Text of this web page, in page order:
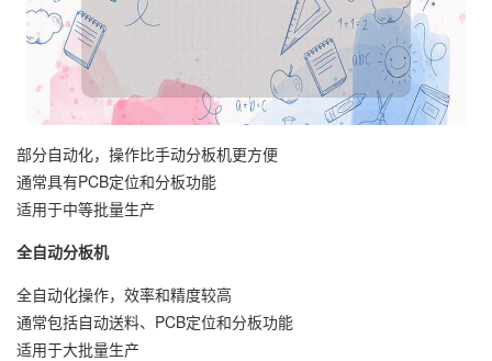
部分自动化，操作比手动分板机更方便
通常具有PCB定位和分板功能
适用于中等批量生产
全自动分板机
全自动化操作，效率和精度较高
通常包括自动送料、PCB定位和分板功能
适用于大批量生产